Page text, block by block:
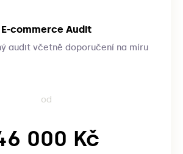
E-commerce Audit
audit včetně doporučení na míru
od
000 Kč